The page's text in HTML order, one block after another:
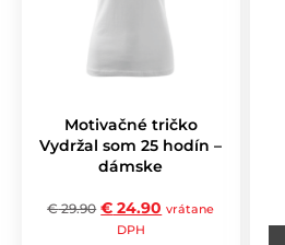
Motivačné tričko
Vydržal som 25 hodín –
dámske
€29.90 € 24.90 vrátane
DPH